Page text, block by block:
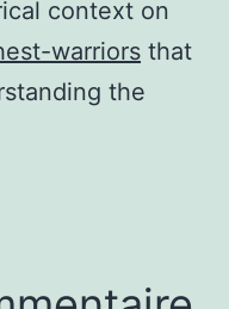
context on
warriors that
the